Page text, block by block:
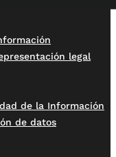
legal
de la Información
de datos